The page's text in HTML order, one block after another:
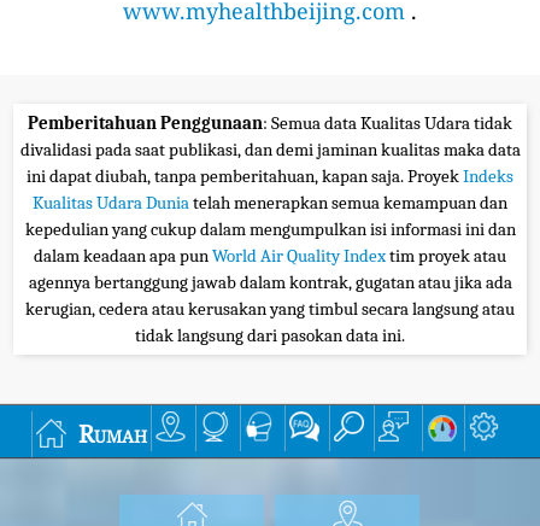
www.myhealthbeijing.com .
Pemberitahuan Penggunaan: Semua data Kualitas Udara tidak
divalidasi pada saat publikasi, dan demi jaminan kualitas maka data
ini dapat diubah, tanpa pemberitahuan, kapan saja. ProyekIndeks
Kualitas Udara Duniatelah menerapkan semua kemampuan dan
kepedulian yang cukup dalam mengumpulkan isi informasi ini dan
dalam keadaan apa punWorld Air Quality Indextim proyek atau
agennya bertanggung jawab dalam kontrak, gugatan atau jika ada
kerugian, cedera atau kerusakan yang timbul secara langsung atau
tidak langsung dari pasokan data ini.
Rumah